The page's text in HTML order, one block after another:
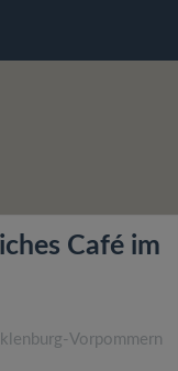
Café im
Vorpommern